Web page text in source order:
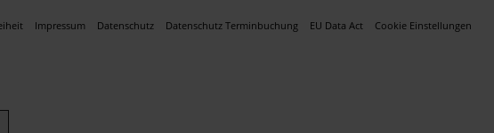
Impressum Datenschutz Datenschutz Terminbuchung EU Data Act Cookie Einstellungen